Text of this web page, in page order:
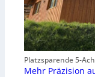
Platzsparende 5-
Mehr Präzision